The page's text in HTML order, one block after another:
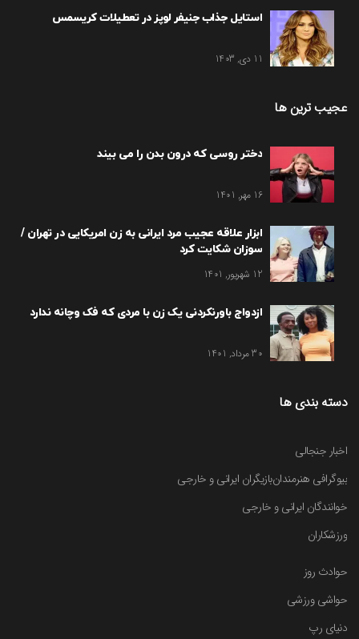
استایل جذاب جنیفر لوپز در تعطیلات کریسمس
11 دی, 1403
عجیب ترین ها
دختر روسی که درون بدن را می بیند
16 مهر, 1401
ابزار علاقه عجیب مرد ایرانی به زن امریکایی در تهران /
سوزان شکایت کرد
12 شهریور, 1401
ازدواج باورنکردنی یک زن با مردی که فک وچانه ندارد
30 مرداد, 1401
دسته بندی ها
اخبار جنجالی
بیوگرافی هنرمندانبازیگران ایرانی و خارجی
خوانندگان ایرانی و خارجی
ورزشکاران
حوادث روز
حواشی ورزشی
دنیای رپ